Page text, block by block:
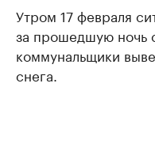
Утром 17 февраля
за прошедшую ночь
коммунальщики
снега.